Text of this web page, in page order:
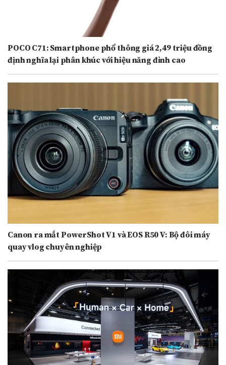
POCO C71: Smartphone phổ thông giá 2,49 triệu đồng
định nghĩa lại phân khúc với hiệu năng đỉnh cao
Canon ra mắt PowerShot V1 và EOS R50 V: Bộ đôi máy
quay vlog chuyên nghiệp